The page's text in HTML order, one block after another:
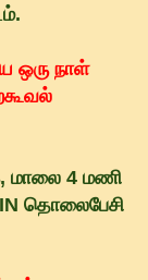
ஒரு நாள்
மாலை 4 மணி
தொலைபேசி